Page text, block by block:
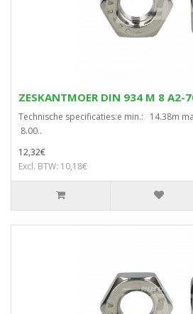
ZESKANTMOER DIN 934 M 8 A2-
Technische specificaties:e min.: 14.38m
8.00..
12,32€
Excl. BTW: 10,18€